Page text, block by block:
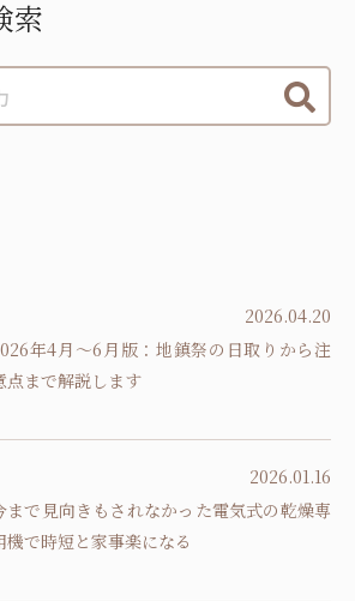
索
2026.04.20
年4月～6月版：地鎮祭の日取りから注
点まで解説します
2026.01.16
まで見向きもされなかった電気式の乾燥専
機で時短と家事楽になる